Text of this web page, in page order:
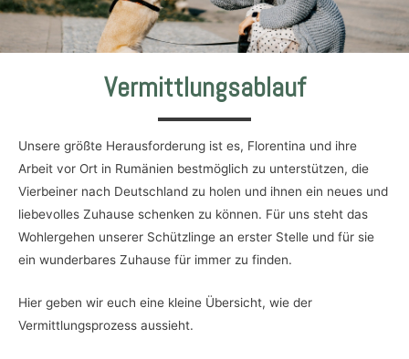
Vermittlungsablauf
Unsere größte Herausforderung ist es, Florentina und ihre
Arbeit vor Ort in Rumänien bestmöglich zu unterstützen, die
Vierbeiner nach Deutschland zu holen und ihnen ein neues und
liebevolles Zuhause schenken zu können. Für uns steht das
Wohlergehen unserer Schützlinge an erster Stelle und für sie
ein wunderbares Zuhause für immer zu finden.
Hier geben wir euch eine kleine Übersicht, wie der
Vermittlungsprozess aussieht.